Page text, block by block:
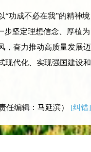
功成不必在我”的精神境
步坚定理想信念、厚植为
，奋力推动高质量发展迈
现代化、实现强国建设和
责任编辑：马延滨） [纠错]